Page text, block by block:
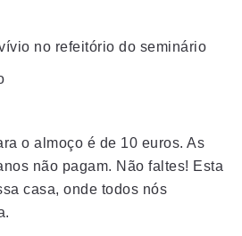
no refeitório do seminário
o almoço é de 10 euros. As
não pagam. Não faltes! Esta
casa, onde todos nós